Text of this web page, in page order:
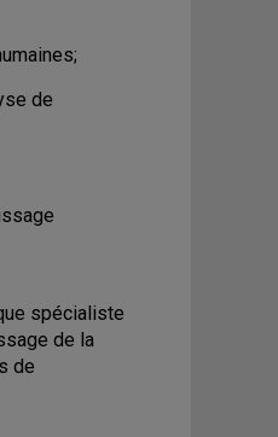
de
spécialiste
de la
de